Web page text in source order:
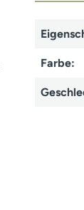
Farbe: